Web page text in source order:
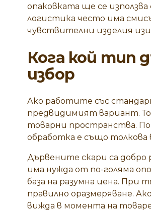
опаковката ще се
логистика често има
чувствителни изделия
Кога кой тип
избор
Ако работите със
предвидимият вариант.
товарни пространства.
обработка е също
Дървените скари са
има нужда от по-голяма
база на разумна цена. При
правилно оразмеряване.
вижда в момента на